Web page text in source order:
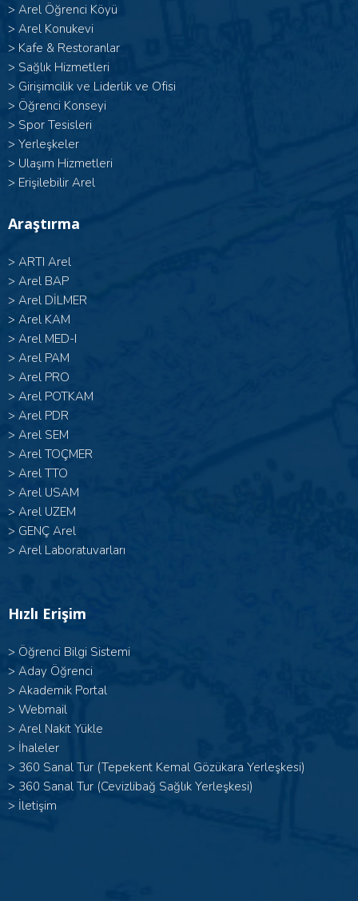
> Arel Öğrenci Köyü
> Arel Konukevi
> Kafe & Restoranlar
> Sağlık Hizmetleri
> Girişimcilik ve Liderlik ve Ofisi
> Öğrenci Konseyi
> Spor Tesisleri
> Yerleşkeler
> Ulaşım Hizmetleri
> Erişilebilir Arel
Araştırma
> ARTI Arel
> Arel BAP
> Arel DİLMER
> Arel KAM
> Arel MED-I
> Arel PAM
> Arel PRO
> Arel POTKAM
> Arel PDR
> Arel SEM
> Arel TOÇMER
> Arel TTO
> Arel USAM
> Arel UZEM
> GENÇ Arel
> Arel Laboratuvarları
Hızlı Erişim
> Öğrenci Bilgi Sistemi
> Aday Öğrenci
> Akademik Portal
> Webmail
> Arel Nakit Yükle
> İhaleler
> 360 Sanal Tur (Tepekent Kemal Gözükara Yerleşkesi)
> 360 Sanal Tur (Cevizlibağ Sağlık Yerleşkesi)
> İletişim